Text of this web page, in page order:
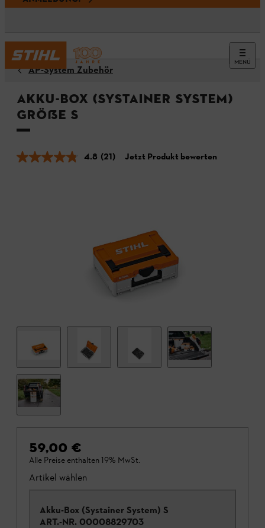
MENÜ
AP-System Zubehör
Akku-Box (Systainer System)
Größe S
4.8 (21) Jetzt Produkt bewerten
59,00 €
Alle Preise enthalten 19% MwSt.
Artikel wählen
Akku-Box (Systainer System) S
ART.-NR. 00008829703